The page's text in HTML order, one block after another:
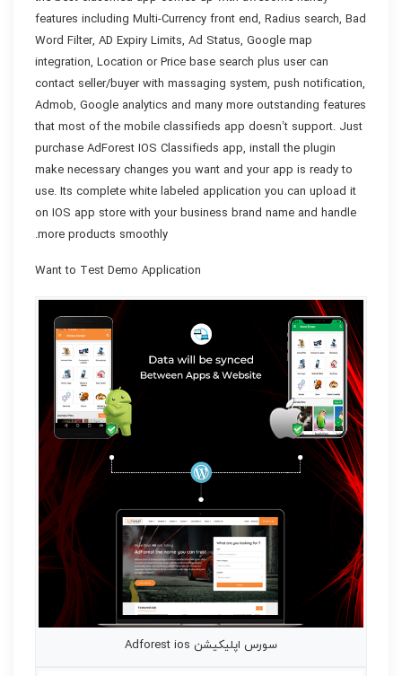
features including Multi-Currency front end, Radius search, Bad
Word Filter, AD Expiry Limits, Ad Status, Google map
integration, Location or Price base search plus user can
contact seller/buyer with massaging system, push notification,
Admob, Google analytics and many more outstanding features
that most of the mobile classifieds app doesn’t support. Just
purchase AdForest IOS Classifieds app, install the plugin
make necessary changes you want and your app is ready to
use. Its complete white labeled application you can upload it
on IOS app store with your business brand name and handle
more products smoothly.
Want to Test Demo Application
سورس اپلیکیشن Adforest ios